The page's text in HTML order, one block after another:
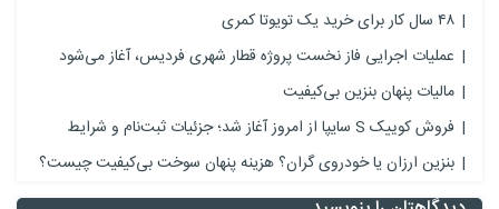
عملیات اجرایی فاز نخست پروژه قطار شهری فردیس، آغاز می‌شود
مالیات پنهان بنزین بی‌کیفیت
فروش کوییک S سایپا از امروز آغاز شد؛ جزئیات ثبت‌نام و شرایط
بنزین ارزان یا خودروی گران؟ هزینه پنهان سوخت بی‌کیفیت چیست؟